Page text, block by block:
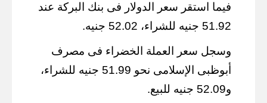
فيما استقر سعر الدولار فى بنك البركة عند
51.92 جنيه للشراء، 52.02 جنيه.
وسجل سعر العملة الخضراء فى مصرف
أبوظبى الإسلامى نحو 51.99 جنيه للشراء،
و52.09 جنيه للبيع.